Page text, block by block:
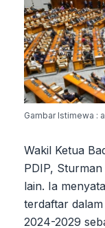
Gambar Istimewa :
Wakil Ketua
PDIP,
lain. Ia
terdaftar
2024-2029